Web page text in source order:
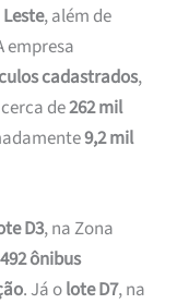
, além de
empresa
cadastrados,
de262 mil
9,2 mil
D3, na Zona
492 ônibus
. Já olote D7, na